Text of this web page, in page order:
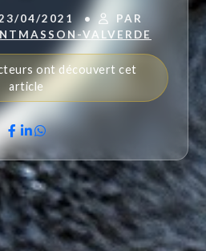
04/2021 •
PAR
VALVERDE
ont découvert cet
article